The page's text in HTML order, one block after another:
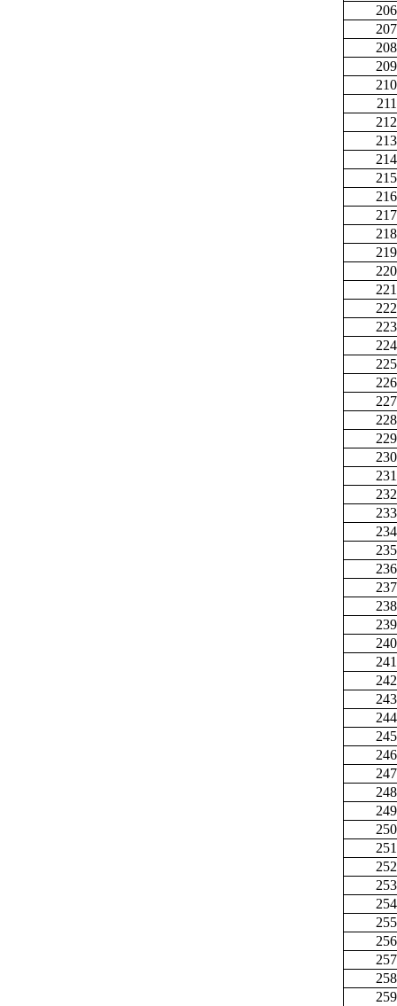
206
207
208
209
210
211
212
213
214
215
216
217
218
219
220
221
222
223
224
225
226
227
228
229
230
231
232
233
234
235
236
237
238
239
240
241
242
243
244
245
246
247
248
249
250
251
252
253
254
255
256
257
258
259